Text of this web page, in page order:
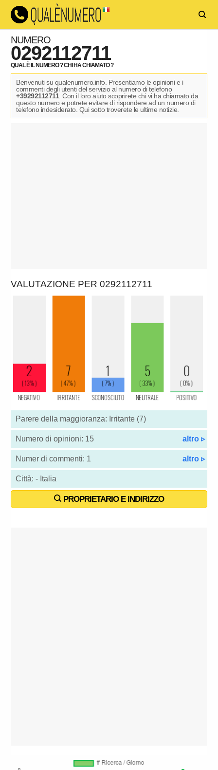
NUMERO
0292112711
QUAL È IL NUMERO ? CHI HA CHIAMATO ?
Benvenuti su qualenumero.info. Presentiamo le opinioni e i
commenti degli utenti del servizio al numero di telefono
+39292112711. Con il loro aiuto scoprirete chi vi ha chiamato da
questo numero e potrete evitare di rispondere ad un numero di
telefono indesiderato. Qui sotto troverete le ultime notizie.
VALUTAZIONE PER 0292112711
Parere della maggioranza: Irritante (7)
Numero di opinioni: 15 altro ▹
Numer di commenti: 1 altro ▹
Città: - Italia
PROPRIETARIO E INDIRIZZO